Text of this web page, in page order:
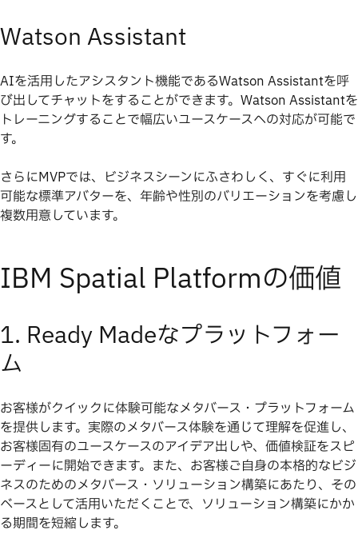
Watson Assistant
AIを活用したアシスタント機能であるWatson Assistantを呼
び出してチャットをすることができます。Watson Assistantを
トレーニングすることで幅広いユースケースへの対応が可能で
す。
さらにMVPでは、ビジネスシーンにふさわしく、すぐに利用
可能な標準アバターを、年齢や性別のバリエーションを考慮し
複数用意しています。
IBM Spatial Platformの価値
1. Ready Madeなプラットフォー
ム
お客様がクイックに体験可能なメタバース・プラットフォーム
を提供します。実際のメタバース体験を通じて理解を促進し、
お客様固有のユースケースのアイデア出しや、価値検証をスピ
ーディーに開始できます。また、お客様ご自身の本格的なビジ
ネスのためのメタバース・ソリューション構築にあたり、その
ベースとして活用いただくことで、ソリューション構築にかか
る期間を短縮します。